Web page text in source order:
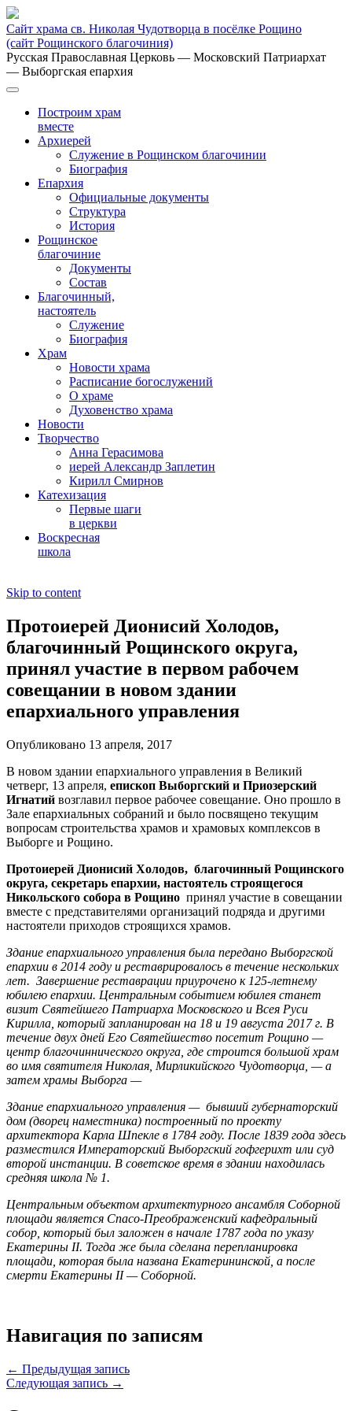
Сайт храма св. Николая Чудотворца в посёлке Рощино
(сайт Рощинского благочиния)
Русская Православная Церковь — Московский Патриархат
— Выборгская епархия
Построим храм
вместе
Архиерей
Служение в Рощинском благочинии
Биография
Епархия
Официальные документы
Структура
История
Рощинское
благочиние
Документы
Состав
Благочинный,
настоятель
Служение
Биография
Храм
Новости храма
Расписание богослужений
О храме
Духовенство храма
Новости
Творчество
Анна Герасимова
иерей Александр Заплетин
Кирилл Смирнов
Катехизация
Первые шаги
в церкви
Воскресная
школа
Skip to content
Протоиерей Дионисий Холодов,
благочинный Рощинского округа,
принял участие в первом рабочем
совещании в новом здании
епархиального управления
Опубликовано 13 апреля, 2017
В новом здании епархиального управления в Великий
четверг, 13 апреля, епископ Выборгский и Приозерский
Игнатий возглавил первое рабочее совещание. Оно прошло в
Зале епархиальных собраний и было посвящено текущим
вопросам строительства храмов и храмовых комплексов в
Выборге и Рощино.
Протоиерей Дионисий Холодов, благочинный Рощинского
округа, секретарь епархии, настоятель строящегося
Никольского собора в Рощино принял участие в совещании
вместе с представителями организаций подряда и другими
настоятели приходов строящихся храмов.
Здание епархиального управления была передано Выборгской
епархии в 2014 году и реставрировалось в течение нескольких
лет. Завершение реставрации приурочено к 125-летнему
юбилею епархии. Центральным событием юбилея станет
визит Святейшего Патриарха Московского и Всея Руси
Кирилла, который запланирован на 18 и 19 августа 2017 г. В
течение двух дней Его Святейшество посетит Рощино —
центр благочиннического округа, где строится большой храм
во имя святителя Николая, Мирликийского Чудотворца, — а
затем храмы Выборга —
Здание епархиального управления — бывший губернаторский
дом (дворец наместника) построенный по проекту
архитектора Карла Шпекле в 1784 году. После 1839 года здесь
разместился Императорский Выборгский гофгерихт или суд
второй инстанции. В советское время в здании находилась
средняя школа № 1.
Центральным объектом архитектурного ансамбля Соборной
площади является Спасо-Преображенский кафедральный
собор, который был заложен в начале 1787 года по указу
Екатерины II. Тогда же была сделана перепланировка
площади, которая была названа Екатерининской, а после
смерти Екатерины II — Соборной.
Навигация по записям
← Предыдущая запись
Следующая запись →